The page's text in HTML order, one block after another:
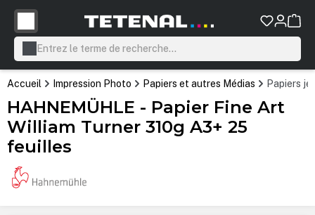
principal
Accueil Impression Photo Papiers et autres Médias Papiers
HAHNEMÜHLE - Papier Fine Art
William Turner 310g A3+ 25
feuilles